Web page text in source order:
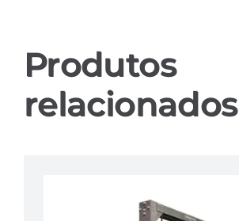
Produtos
relacionados